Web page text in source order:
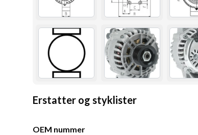
Erstatter og styklister
OEM nummer